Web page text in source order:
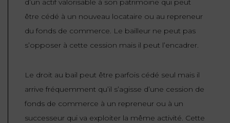
d’un actif valorisable à son patrimoine qui peut
être cédé à un nouveau locataire ou au repreneur
du fonds de commerce. Le bailleur ne peut pas
s’opposer à cette cession mais il peut l’encadrer.
Le droit au bail peut être parfois cédé seul mais il
arrive fréquemment qu’il s’agisse d’une cession de
fonds de commerce à un repreneur ou à un
successeur qui va exploiter la même activité. Cette